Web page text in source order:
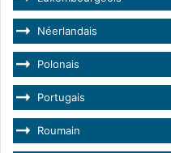
Néerlandais
Polonais
Portugais
Roumain